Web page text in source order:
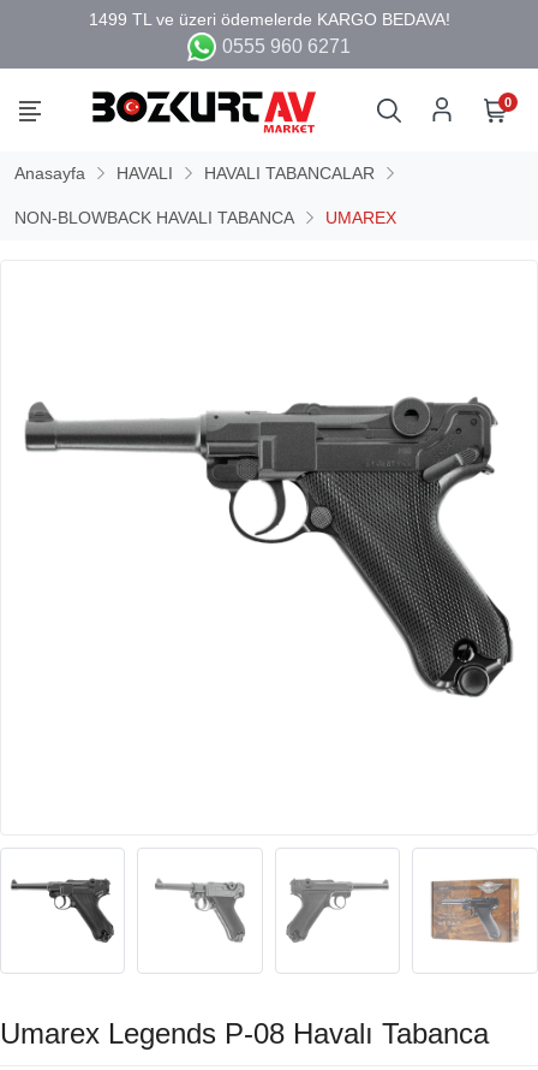
0555 960 6271
0
Anasayfa HAVALI HAVALI TABANCALAR
NON-BLOWBACK HAVALI TABANCA UMAREX
Umarex Legends P-08 Havalı Tabanca